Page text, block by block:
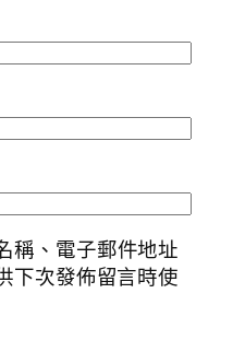
稱、電子郵件地址
下次發佈留言時使